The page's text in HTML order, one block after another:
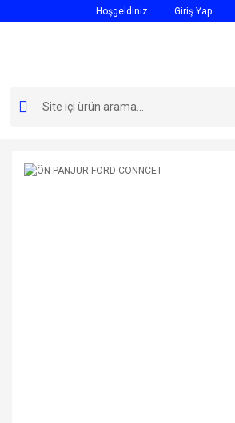
Hoşgeldiniz Giriş Yap